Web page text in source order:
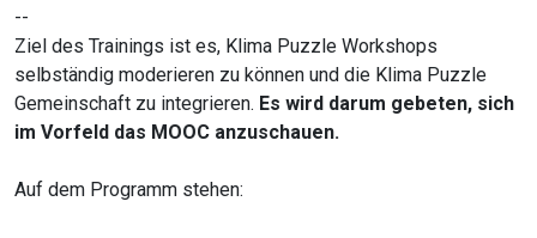
--
Ziel des Trainings ist es, Klima Puzzle Workshops
selbständig moderieren zu können und die Klima Puzzle
Gemeinschaft zu integrieren. Es wird darum gebeten, sich
im Vorfeld das MOOC anzuschauen.
Auf dem Programm stehen: